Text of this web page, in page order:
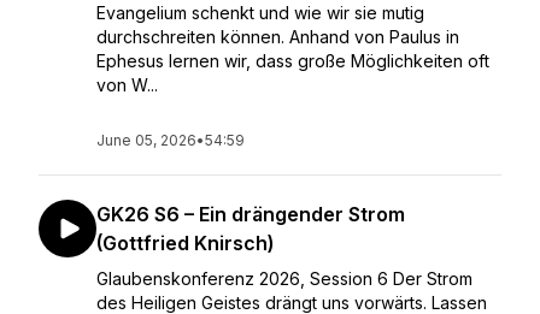
Evangelium schenkt und wie wir sie mutig
durchschreiten können. Anhand von Paulus in
Ephesus lernen wir, dass große Möglichkeiten oft
von W...
June 05, 2026•54:59
GK26 S6 – Ein drängender Strom
(Gottfried Knirsch)
Glaubenskonferenz 2026, Session 6 Der Strom
des Heiligen Geistes drängt uns vorwärts. Lassen